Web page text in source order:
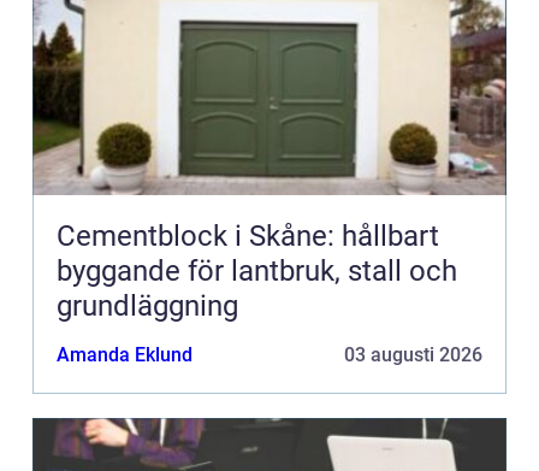
Cementblock i Skåne: hållbart
byggande för lantbruk, stall och
grundläggning
Amanda Eklund 03 augusti 2026